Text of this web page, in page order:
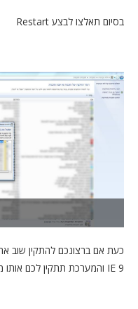
בסיום תאלצו לבצע Restart
IE 9 והמערכת תתקין לכם אותו מחדש.